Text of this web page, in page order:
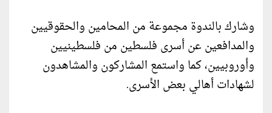
وشارك بالندوة مجموعة من المحامين والحقوقيين
والمدافعين عن أسرى فلسطين من فلسطينيين
وأوروبيين، كما واستمع المشاركون والمشاهدون
لشهادات أهالي بعض الأسرى.